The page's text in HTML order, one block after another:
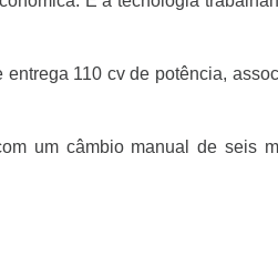
110 cv de potência,
um câmbio manual de seis